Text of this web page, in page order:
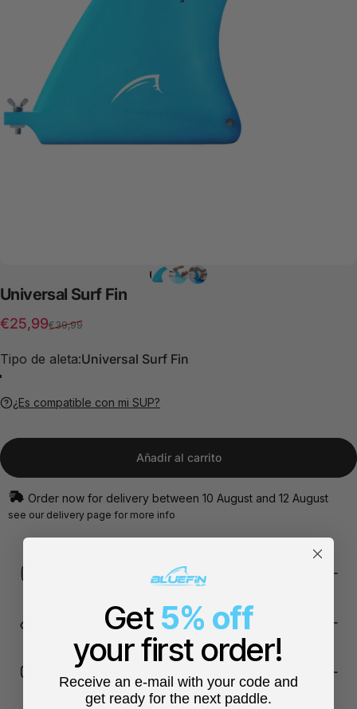
Universal Surf Fin
Precio de oferta
€25,99
Precio regular
€39,99
Tipo de aleta
Tipo de aleta:Universal Surf Fin
¿Es compatible con mi SUP?
Añadir al carrito
Order now for delivery between 10 August and 12 August
see our delivery page for more info
Especificaciones
Garantía
Get 5% off
your first order!
Receive an e-mail with your code and
get ready for the next paddle.